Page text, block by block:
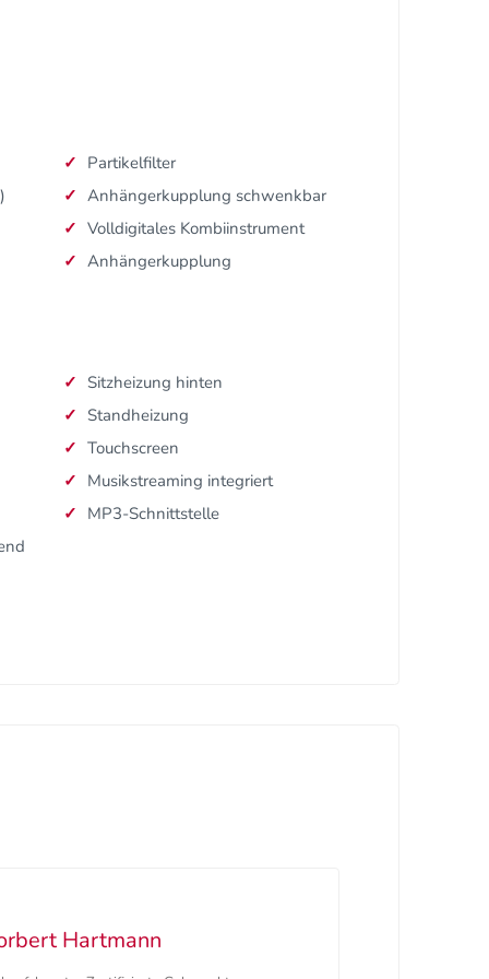
Partikelfilter
Anhängerkupplung schwenkbar
Volldigitales Kombiinstrument
Anhängerkupplung
Sitzheizung hinten
Standheizung
Touchscreen
Musikstreaming integriert
MP3-Schnittstelle
Hartmann